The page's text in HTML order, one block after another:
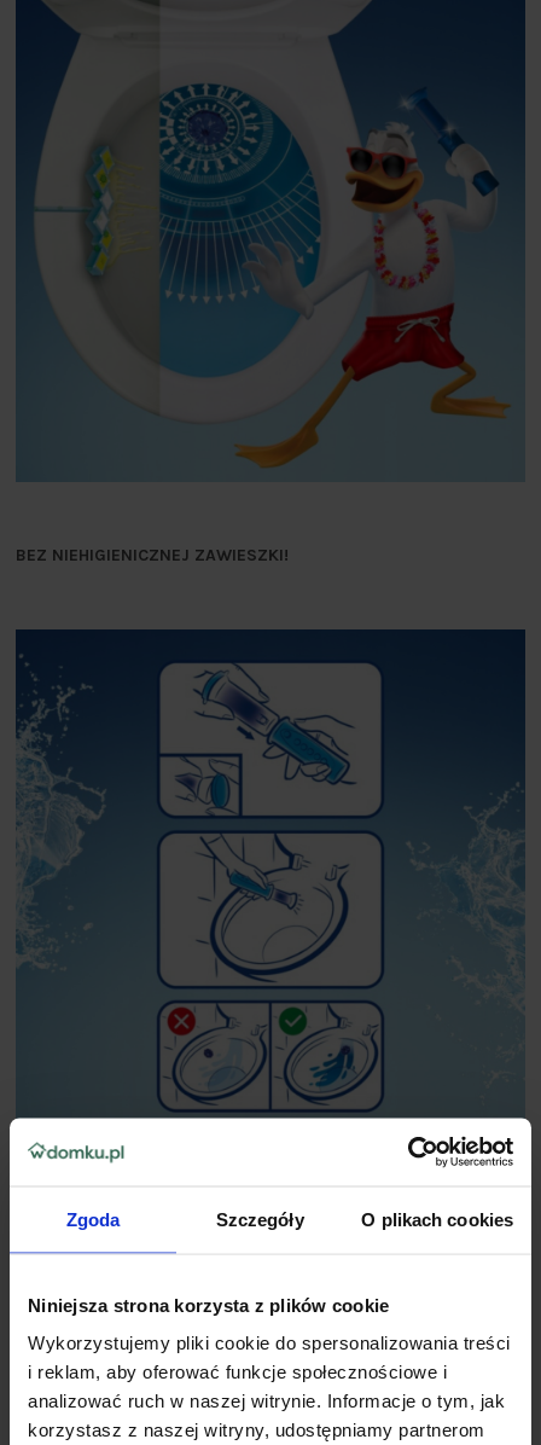
Zgoda Szczegóły O plikach cookies
Niniejsza strona korzysta z plików cookie
Wykorzystujemy pliki cookie do spersonalizowania treści
i reklam, aby oferować funkcje społecznościowe i
analizować ruch w naszej witrynie. Informacje o tym, jak
korzystasz z naszej witryny, udostępniamy partnerom
BEZ NIEHIGIENICZNEJ ZAWIESZKI!
SPOSÓB UŻYCIA:
się w pierwszym otworze. Zdejmij korek i zachowaj go.
Przystaw aplikator krążka żelowego otwartą stroną do
wewnętrznej strony muszli toaletowej w miejscu, gdzie
przepływ wody uaktywni krążek.
Przyciskając uchwyt z aplikatorem do wnętrza muszli,
wciśnij przycisk uwalniający krążek żelowy. Przycisk